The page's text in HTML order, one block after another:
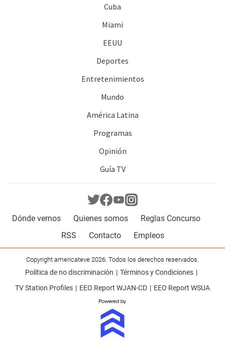
Cuba
Miami
EEUU
Deportes
Entretenimientos
Mundo
América Latina
Programas
Opinión
Guía TV
Dónde vernos Quienes somos
Reglas Concurso
RSS
Contacto Empleos
Copyright americateve 2026. Todos los derechos reservados.
Política de no discriminación
Términos y Condiciones
TV Station Profiles
EEO Report WJAN-CD EEO Report WSUA